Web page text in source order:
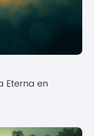
Eterna en